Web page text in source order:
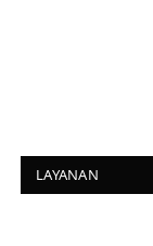
LAYANAN